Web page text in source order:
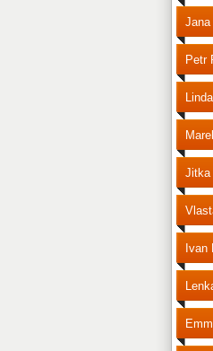
Jana
Petr
Jitka
Ivan